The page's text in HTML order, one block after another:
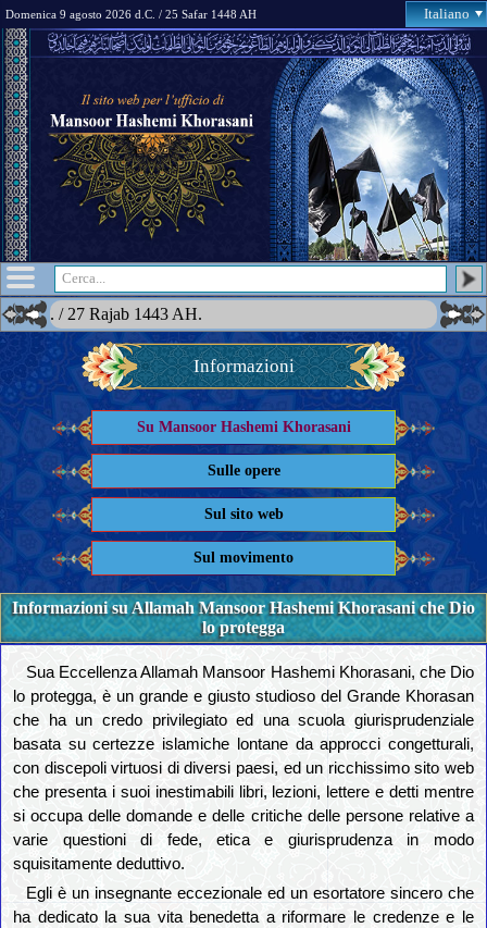
Domenica 9 agosto 2026 d.C. / 25 Safar 1448 AH Italiano
1443 AH.
Informazioni
Su Mansoor Hashemi Khorasani
Sulle opere
Sul sito web
Sul movimento
Informazioni su Allamah Mansoor Hashemi Khorasani che Dio
lo protegga
Sua Eccellenza Allamah Mansoor Hashemi Khorasani, che Dio
lo protegga, è un grande e giusto studioso del Grande Khorasan
che ha un credo privilegiato ed una scuola giurisprudenziale
basata su certezze islamiche lontane da approcci congetturali,
con discepoli virtuosi di diversi paesi, ed un ricchissimo sito web
che presenta i suoi inestimabili libri, lezioni, lettere e detti mentre
si occupa delle domande e delle critiche delle persone relative a
varie questioni di fede, etica e giurisprudenza in modo
squisitamente deduttivo.
Egli è un insegnante eccezionale ed un esortatore sincero che
ha dedicato la sua vita benedetta a riformare le credenze e le